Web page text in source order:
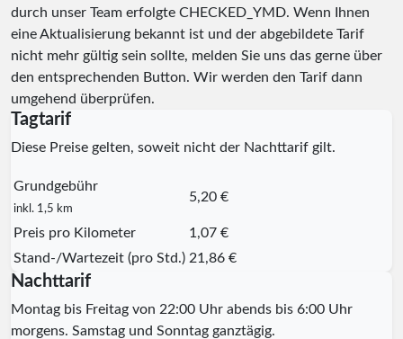
durch unser Team erfolgte CHECKED_YMD. Wenn Ihnen
eine Aktualisierung bekannt ist und der abgebildete Tarif
nicht mehr gültig sein sollte, melden Sie uns das gerne über
den entsprechenden Button. Wir werden den Tarif dann
umgehend überprüfen.
Tagtarif
Diese Preise gelten, soweit nicht der Nachttarif gilt.
Grundgebühr
inkl. 1,5 km
5,20 €
Preis pro Kilometer
1,07 €
Stand-/Wartezeit (pro Std.) 21,86 €
Nachttarif
Montag bis Freitag von 22:00 Uhr abends bis 6:00 Uhr
morgens. Samstag und Sonntag ganztägig.